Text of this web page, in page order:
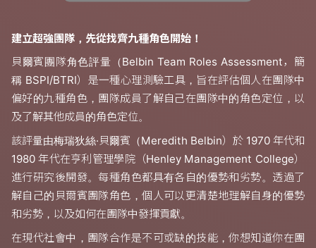
建立超強團隊，先從找齊九種角色開始！
貝爾賓團隊角色評量（Belbin Team Roles Assessment，簡
稱 BSPI/BTRI）是一種心理測驗工具，旨在評估個人在團隊中
偏好的九種角色，團隊成員了解自己在團隊中的角色定位，以
及了解其他成員的角色定位。
該評量由梅瑞狄絲·貝爾賓（Meredith Belbin）於 1970 年代和
1980 年代在亨利管理學院（Henley Management College）
進行研究後開發。每種角色都具有各自的優勢和劣勢。透過了
解自己的貝爾賓團隊角色，個人可以更清楚地理解自身的優勢
和劣勢，以及如何在團隊中發揮貢獻。
在現代社會中，團隊合作是不可或缺的技能，你想知道你在團